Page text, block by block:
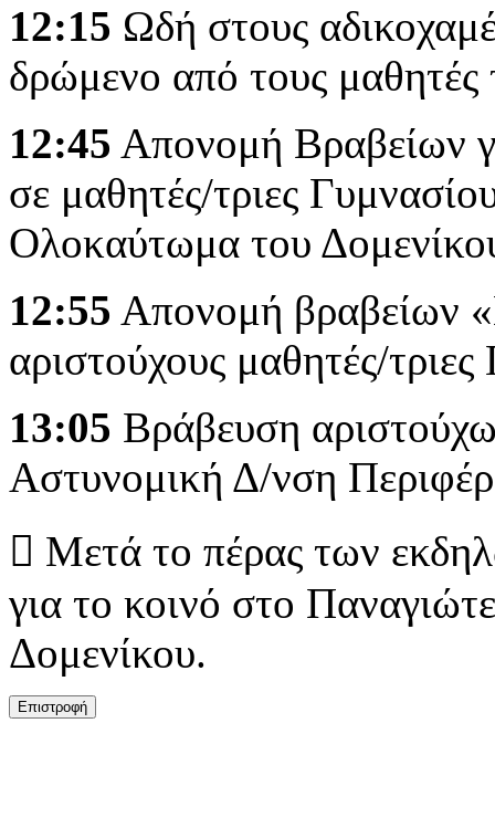
12:15 Ωδή στους
δρώμενο από τους
12:45 Απονομή Βραβείων
σε μαθητές/τριες
Ολοκαύτωμα του
12:55 Απονομή βραβείων
αριστούχους μαθητές/
13:05 Βράβευση
Αστυνομική Δ/νση
 Μετά το πέρας των
για το κοινό στο
Δομενίκου.